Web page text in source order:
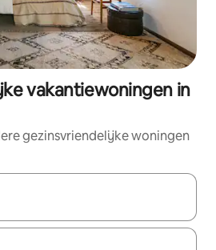
vakantiewoningen in
gezinsvriendelijke woningen
beschikbaar zijn, maak je een keuze